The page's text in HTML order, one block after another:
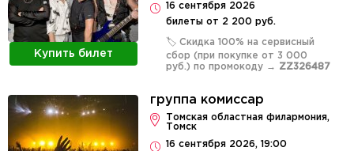
Купить билет
16 сентября 2026
билеты от 2 200 руб.
🏷️ Скидка 100% на сервисный
сбор (при покупке от 3 000
руб.) по промокоду → ZZ326487
группа комиссар
Томская областная филармония,
Томск
16 сентября 2026, 19:00